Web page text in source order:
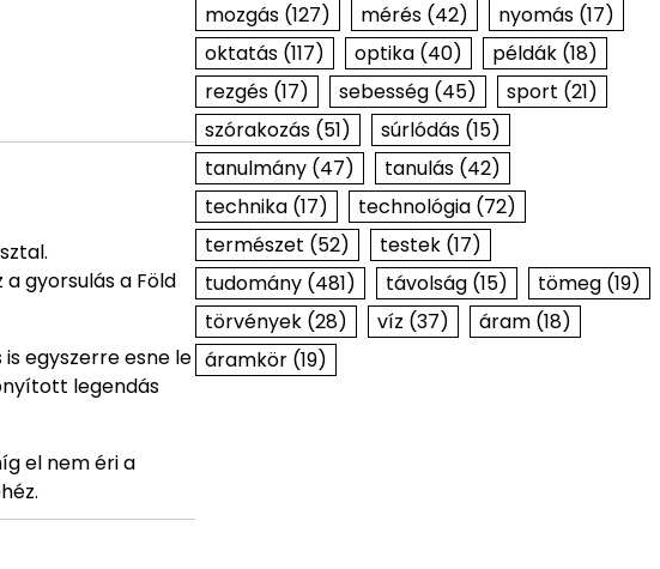
gyorsulás a Föld
egyszerre esne le
legendás
el nem éri a
mozgás(127) mérés(42) nyomás(17)
oktatás(117) optika(40) példák(18)
rezgés(17) sebesség(45) sport (21)
szórakozás(51) súrlódás(15)
tanulmány(47) tanulás(42)
technika(17) technológia(72)
természet (52) testek(17)
tudomány(481) távolság(15) tömeg(19)
törvények(28) víz (37) áram(18)
áramkör(19)